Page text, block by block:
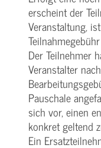
erscheint der
Veranstaltung,
Der Teilnehmer
Veranstalter
Pauschale
sich vor, einen
konkret geltend
Ein